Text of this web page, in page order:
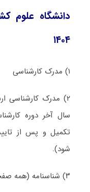
دانشگاه علوم
۱۴۰۴
۱) مدرک کارشناسی
۲) مدرک کارشناسی
سال آخر دوره
تکمیل و پس از
شود).
۳) شناسنامه (همه صفحات)